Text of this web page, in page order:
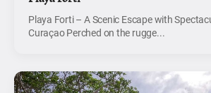
Playa Forti – A Scenic Escape with
Curaçao Perched on the rugge...